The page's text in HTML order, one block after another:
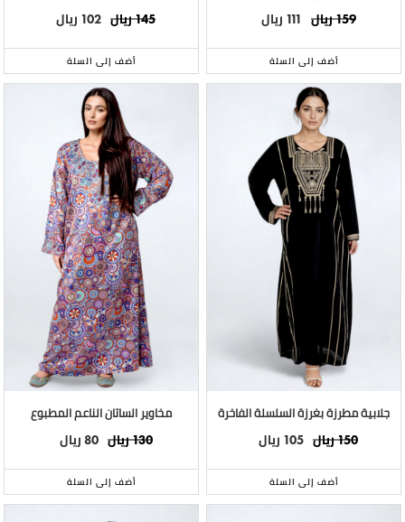
ريال159 ريال 111
أضف إلى السلة
ريال145 ريال 102
أضف إلى السلة
جلابية مطرزة بغرزة السلسلة الفاخرة
ريال150 ريال 105
أضف إلى السلة
مخاوير الساتان الناعم المطبوع
ريال130 ريال 80
أضف إلى السلة